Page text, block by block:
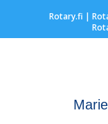
Rotary.fi |